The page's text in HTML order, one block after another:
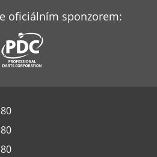
oficiálním sponzorem: